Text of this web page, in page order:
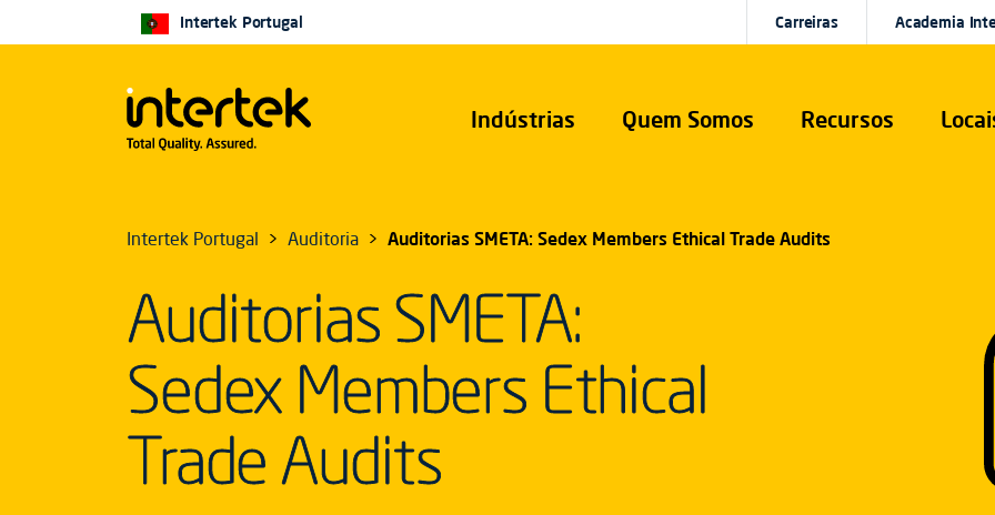
Indústrias Quem Somos Recursos
Intertek Portugal Carreiras Academia
Intertek Portugal Auditoria Auditorias SMETA: Sedex Members Ethical Trade Audits
Auditorias SMETA:
Sedex Members Ethical
Trade Audits